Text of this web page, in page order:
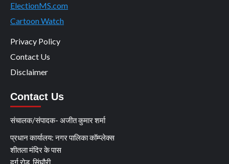
ElectionMS.com
Cartoon Watch
Privacy Policy
Contact Us
Disclaimer
Contact Us
संचालक/संपादक- अजीत कुमार शर्मा
प्रधान कार्यालय: नगर पालिका कॉम्प्लेक्स
शीतला मंदिर के पास
दुर्ग रोड, सिंघौरी